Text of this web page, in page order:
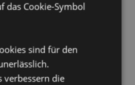
Einkauf bei Puckator
das Cookie-Symbol
sind für den
verbessern die